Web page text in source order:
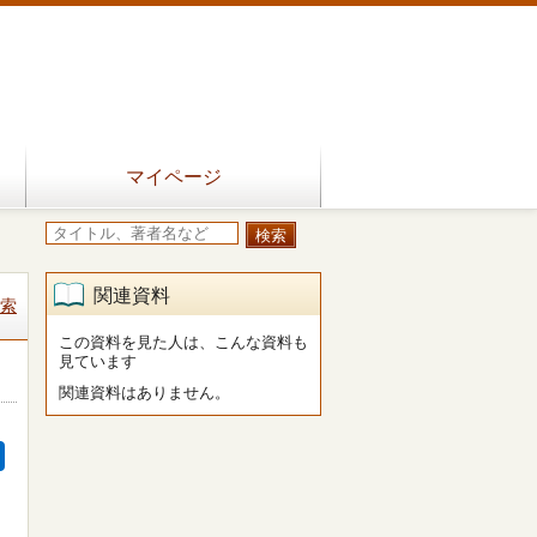
マイページ
関連資料
この資料を見た人は、こんな資料も
見ています
関連資料はありません。